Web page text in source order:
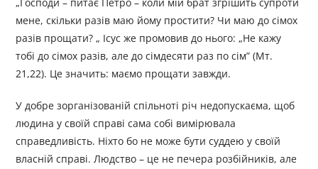
мене, скільки разів маю йому простити? Чи маю до сімох
разів прощати? „ Ісус же промовив до нього: „Не кажу
тобі до сімох разів, але до сімдесяти раз по сім” (Мт.
21,22). Це значить: маємо прощати завжди.
У добре зорганізованій спільноті річ недопускаєма, щоб
людина у своїй справі сама собі вимірювала
справедливість. Ніхто бо не може бути суддею у своїй
власній справі. Людство – це не печера розбійників, але